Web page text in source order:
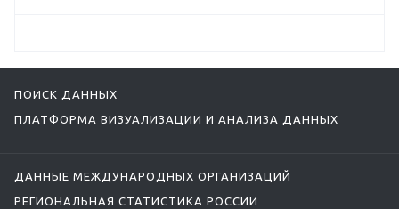
ПОИСК ДАННЫХ
ПЛАТФОРМА ВИЗУАЛИЗАЦИИ И АНАЛИЗА ДАННЫХ
ДАННЫЕ МЕЖДУНАРОДНЫХ ОРГАНИЗАЦИЙ
РЕГИОНАЛЬНАЯ СТАТИСТИКА РОССИИ